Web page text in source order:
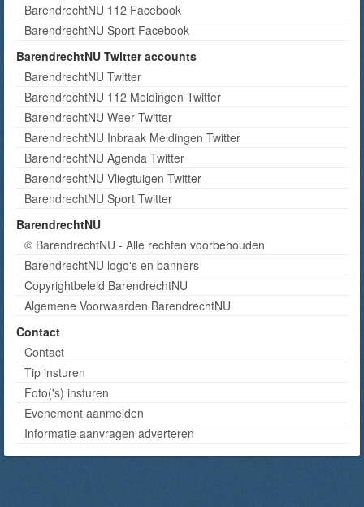
BarendrechtNU 112 Facebook
BarendrechtNU Sport Facebook
BarendrechtNU Twitter accounts
BarendrechtNU Twitter
BarendrechtNU 112 Meldingen Twitter
BarendrechtNU Weer Twitter
BarendrechtNU Inbraak Meldingen Twitter
BarendrechtNU Agenda Twitter
BarendrechtNU Vliegtuigen Twitter
BarendrechtNU Sport Twitter
BarendrechtNU
© BarendrechtNU - Alle rechten voorbehouden
BarendrechtNU logo's en banners
Copyrightbeleid BarendrechtNU
Algemene Voorwaarden BarendrechtNU
Contact
Contact
Tip insturen
Foto('s) insturen
Evenement aanmelden
Informatie aanvragen adverteren